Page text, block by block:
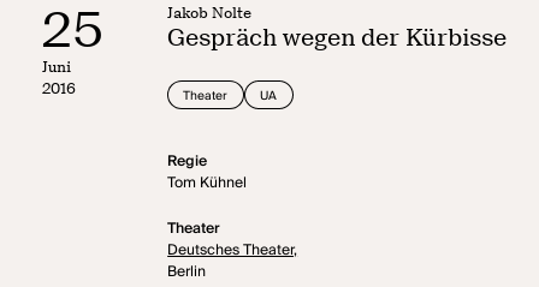
25
Juni
2016
Jakob Nolte
Gespräch wegen der Kürbisse
Theater UA
Regie
Tom Kühnel
Theater
Deutsches Theater,
Berlin